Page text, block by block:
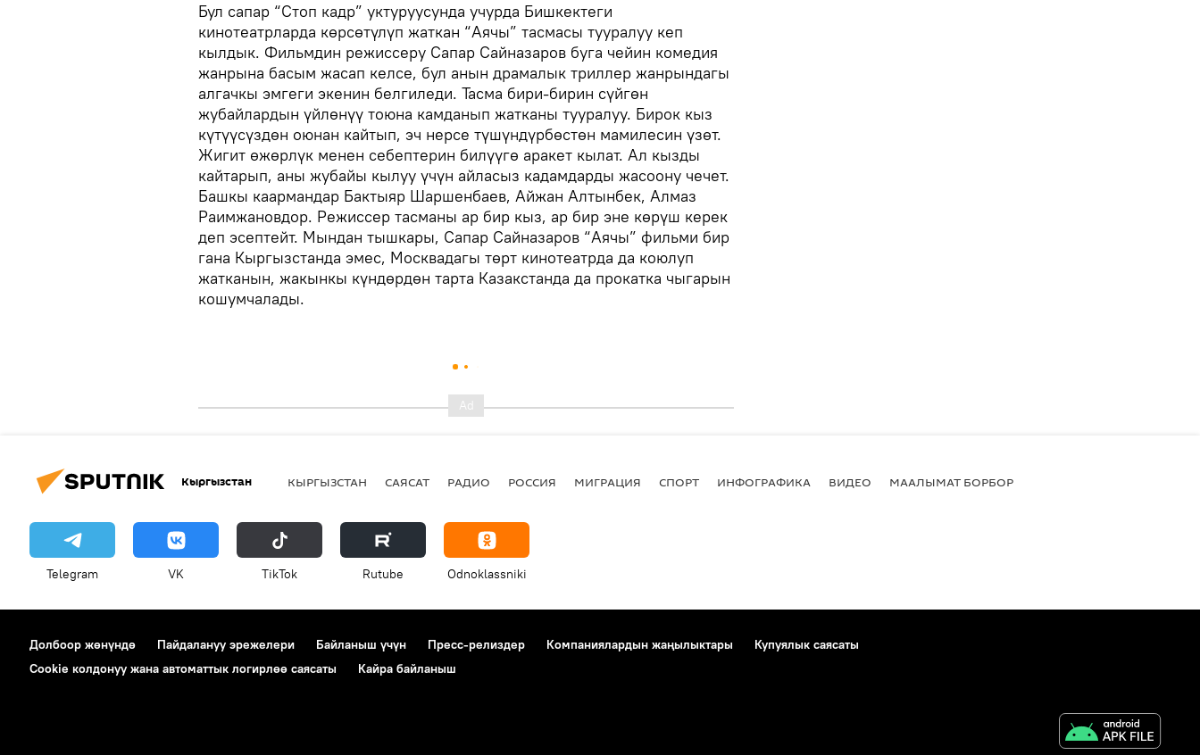
Бул сапар “Стоп кадр” уктуруусунда учурда Бишкектеги
кинотеатрларда көрсөтүлүп жаткан “Аячы” тасмасы тууралуу кеп
кылдык. Фильмдин режиссеру Сапар Сайназаров буга чейин комедия
жанрына басым жасап келсе, бул анын драмалык триллер жанрындагы
алгачкы эмгеги экенин белгиледи. Тасма бири-бирин сүйгөн
жубайлардын үйлөнүү тоюна камданып жатканы тууралуу. Бирок кыз
күтүүсүздөн оюнан кайтып, эч нерсе түшүндүрбөстөн мамилесин үзөт.
Жигит өжөрлүк менен себептерин билүүгө аракет кылат. Ал кызды
кайтарып, аны жубайы кылуу үчүн айласыз кадамдарды жасоону чечет.
Башкы каармандар Бактыяр Шаршенбаев, Айжан Алтынбек, Алмаз
Раимжановдор. Режиссер тасманы ар бир кыз, ар бир эне көрүш керек
деп эсептейт. Мындан тышкары, Сапар Сайназаров “Аячы” фильми бир
гана Кыргызстанда эмес, Москвадагы төрт кинотеатрда да коюлуп
жатканын, жакынкы күндөрдөн тарта Казакстанда да прокатка чыгарын
кошумчалады.
Кыргызстан КЫРГЫЗСТАН САЯСАТ РАДИО РОССИЯ МИГРАЦИЯ СПОРТ ИНФОГРАФИКА ВИДЕО МААЛЫМАТ БОРБОР
Telegram VK ТikТоk Rutube Odnoklassniki
Долбоор жөнүндө Пайдалануу эрежелери Байланыш үчүн Пресс-релиздер Компаниялардын жаңылыктары
Купуялык саясаты
Cookie колдонуу жана автоматтык логирлөө саясаты
Кайра байланыш